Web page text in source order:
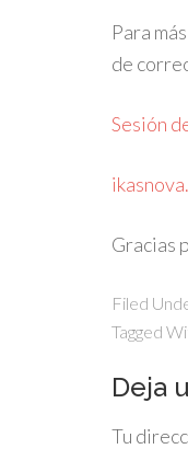
Para
de
Sesión
Gracias
Filed
Tagged
Deja
Tu